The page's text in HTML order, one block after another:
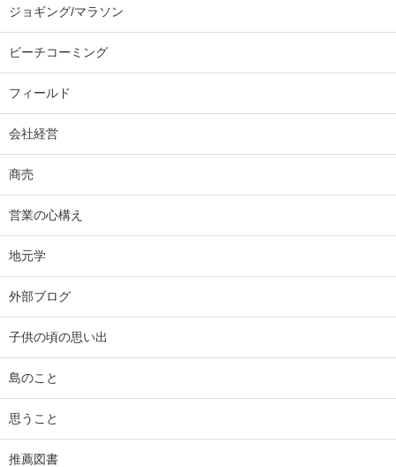
ジョギング/マラソン
ビーチコーミング
フィールド
会社経営
商売
営業の心構え
地元学
外部ブログ
子供の頃の思い出
島のこと
思うこと
推薦図書